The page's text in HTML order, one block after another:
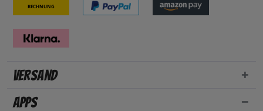
Rechnung
Versand
Apps